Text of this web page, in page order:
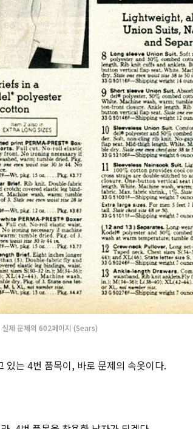
실제 문제의 602페이지 (Sears)
있는 4번 품목이, 바로 문제의 속옷이다.